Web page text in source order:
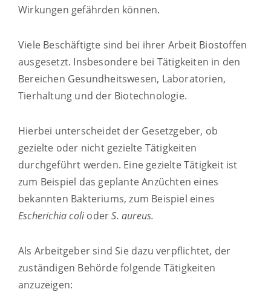
Wirkungen gefährden können.
Viele Beschäftigte sind bei ihrer Arbeit Biostoffen
ausgesetzt. Insbesondere bei Tätigkeiten in den
Bereichen Gesundheitswesen, Laboratorien,
Tierhaltung und der Biotechnologie.
Hierbei unterscheidet der Gesetzgeber, ob
gezielte oder nicht gezielte Tätigkeiten
durchgeführt werden. Eine gezielte Tätigkeit ist
zum Beispiel das geplante Anzüchten eines
bekannten Bakteriums, zum Beispiel eines
Escherichia colioderS. aureus.
Als Arbeitgeber sind Sie dazu verpflichtet, der
zuständigen Behörde folgende Tätigkeiten
anzuzeigen: